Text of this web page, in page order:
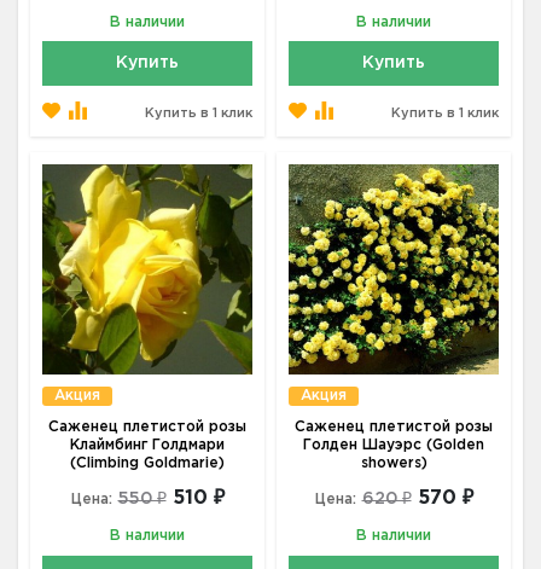
В наличии
Купить
Купить в 1 клик
В наличии
Купить
Купить в 1 клик
Акция
Саженец плетистой розы
Клаймбинг Голдмари
(Climbing Goldmarie)
Цена: 550 ₽ 510 ₽
В наличии
Акция
Саженец плетистой розы
Голден Шауэрс (Golden
showers)
Цена: 620 ₽ 570 ₽
В наличии